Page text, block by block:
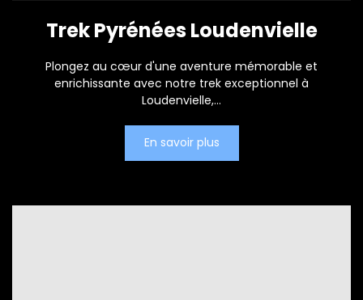
Trek Pyrénées Loudenvielle
Plongez au cœur d'une aventure mémorable et
enrichissante avec notre trek exceptionnel à
Loudenvielle,...
En savoir plus